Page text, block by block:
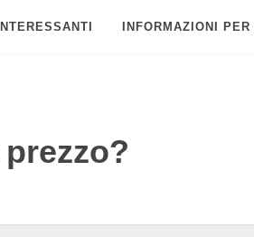
INFORMAZIONI PER